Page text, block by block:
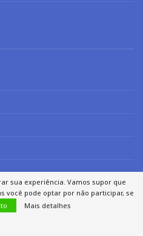
sua experiência. Vamos supor que
você pode optar por não participar, se
Mais detalhes